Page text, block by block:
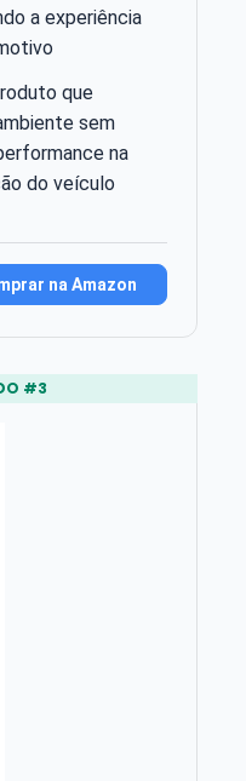
a experiência
que
sem
na
do veículo
na Amazon
#3